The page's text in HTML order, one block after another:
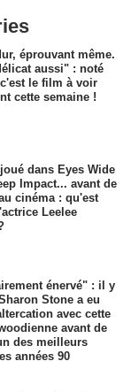
éprouvant même.
aussi" : noté
le film à voir
cette semaine !
dans Eyes Wide
Impact... avant de
cinéma : qu'est
Leelee
énervé" : il y
Stone a eu
avec cette
avant de
des meilleurs
années 90